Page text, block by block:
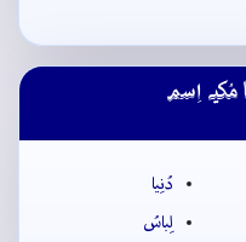
اِسم
دُنِيا
لِباسُ